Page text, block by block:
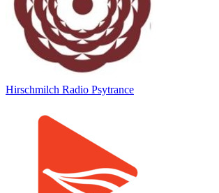
Hirschmilch Radio Psytrance